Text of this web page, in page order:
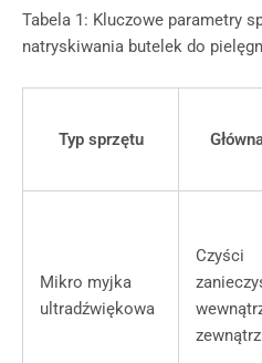
Tabela 1: Kluczowe parametry
natryskiwania butelek do
Typ sprzętu
Mikro myjka
ultradźwiękowa
Czyści